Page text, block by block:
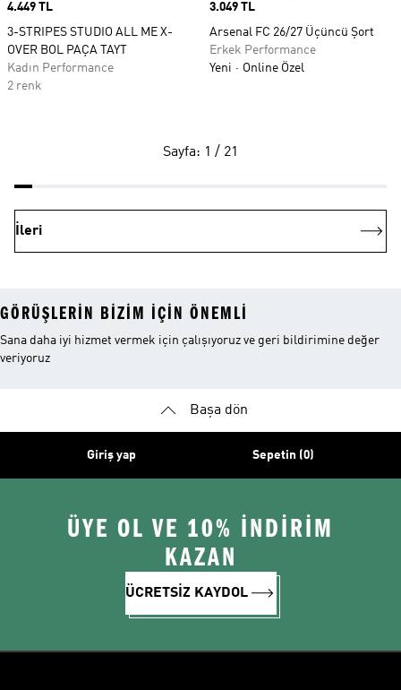
Price
4.449 TL
3-STRIPES STUDIO ALL ME X-
OVER BOL PAÇA TAYT
Kadın Performance
2 renk
Price
3.049 TL
Arsenal FC 26/27 Üçüncü Şort
Erkek Performance
Yeni
Online Özel
Sayfa: 1 / 21
İleri
GÖRÜŞLERIN BIZIM IÇIN ÖNEMLI
Sana daha iyi hizmet vermek için çalışıyoruz ve geri bildirimine değer
veriyoruz
Başa dön
Giriş yap Sepetin (0)
ÜYE OL VE 10% İNDİRİM
KAZAN
ÜCRETSİZ KAYDOL